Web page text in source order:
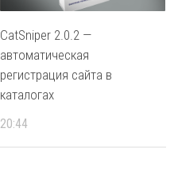
CatSniper 2.0.2 —
автоматическая
регистрация сайта в
каталогах
20:44